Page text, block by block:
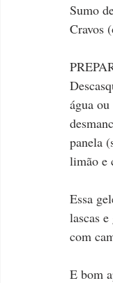
Sumo
Cravos
água
panela
limão e
Essa
lascas
com
E bom